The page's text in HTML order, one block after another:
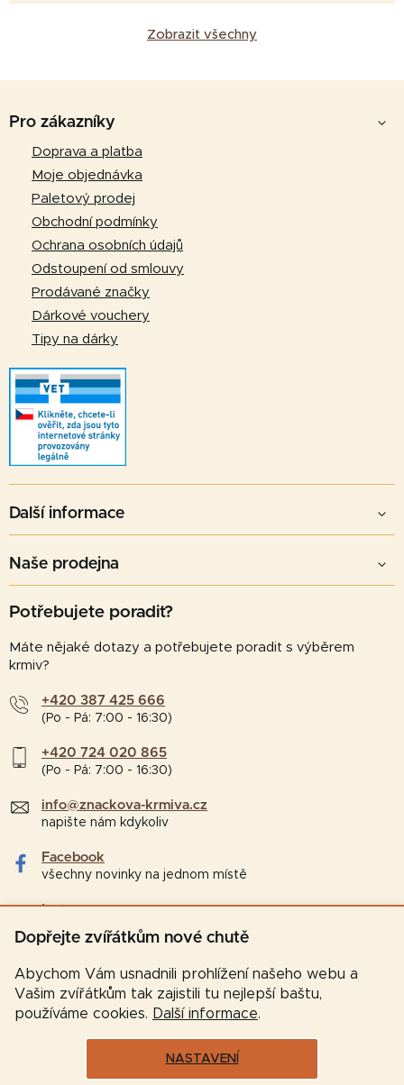
Dopřejte zvířátkům nové chutě
Abychom Vám usnadnili prohlížení našeho webu a
Vašim zvířátkům tak zajistili tu nejlepší baštu,
používáme cookies. Další informace.
NASTAVENÍ
Zobrazit všechny
Pro zákazníky
Doprava a platba
Moje objednávka
Paletový prodej
Obchodní podmínky
Ochrana osobních údajů
Odstoupení od smlouvy
Prodávané značky
Dárkové vouchery
Tipy na dárky
Další informace
Naše prodejna
Potřebujete poradit?
Máte nějaké dotazy a potřebujete poradit s výběrem
krmiv?
+420 387 425 666
(Po - Pá: 7:00 - 16:30)
+420 724 020 865
(Po - Pá: 7:00 - 16:30)
info@znackova-krmiva.cz
napište nám kdykoliv
Facebook
všechny novinky na jednom místě
Instagram
tipy a zajímavosti pro chovatele